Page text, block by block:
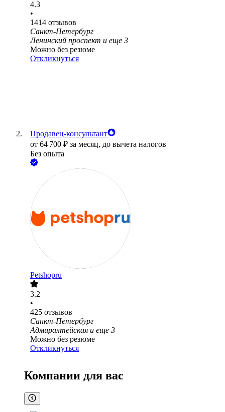
4.3
•
1414 отзывов
Санкт-Петербург
Ленинский проспект и еще 3
Можно без резюме
Откликнуться
Продавец-консультант
от 64 700 ₽ за месяц, до вычета налогов
Без опыта
Petshopru
3.2
•
425 отзывов
Санкт-Петербург
Адмиралтейская и еще 3
Можно без резюме
Откликнуться
Компании для вас